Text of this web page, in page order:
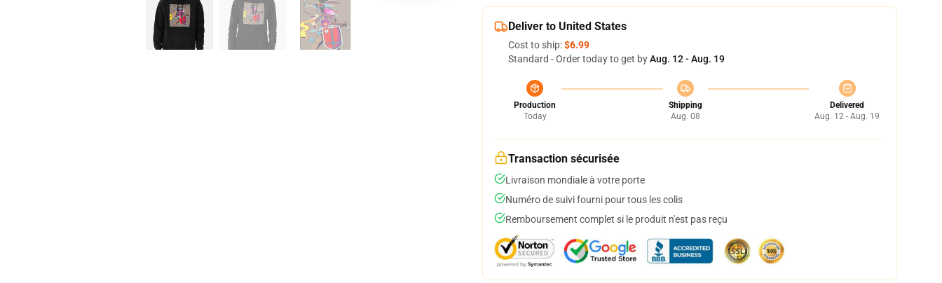
Deliver to United States
Cost to ship:$6.99
Standard - Order today to get byAug. 12 - Aug. 19
Production
Today
Shipping
Aug. 08
Delivered
Aug. 12 - Aug. 19
Transaction sécurisée
Livraison mondiale à votre porte
Numéro de suivi fourni pour tous les colis
Remboursement complet si le produit n'est pas reçu